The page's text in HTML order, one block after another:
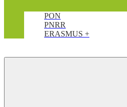
PON
PNRR
ERASMUS +